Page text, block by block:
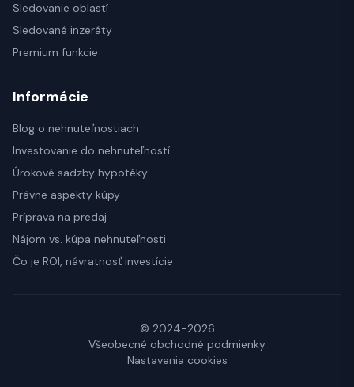
Sledovanie oblastí
Sledované inzeráty
Premium funkcie
Informácie
Blog o nehnuteľnostiach
Investovanie do nehnuteľností
Úrokové sadzby hypotéky
Právne aspekty kúpy
Príprava na predaj
Nájom vs. kúpa nehnuteľnosti
Čo je ROI, návratnosť investície
© 2024-2026
Všeobecné obchodné podmienky
Nastavenia cookies